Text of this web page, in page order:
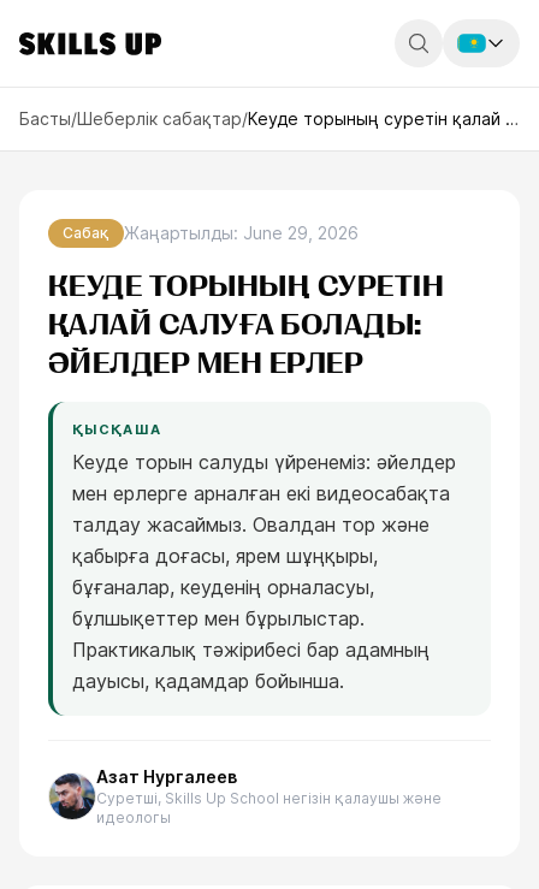
Беларусь
Басты/Шеберлік сабақтар/ Кеуде торының суретін қалай салуға болады: әйелдер мен ерлер
Сабақ Жаңартылды: June 29, 2026
КЕУДЕ ТОРЫНЫҢ СУРЕТІН
ҚАЛАЙ САЛУҒА БОЛАДЫ:
ӘЙЕЛДЕР МЕН ЕРЛЕР
ҚЫСҚАША
Кеуде торын салуды үйренеміз: әйелдер
мен ерлерге арналған екі видеосабақта
талдау жасаймыз. Овалдан тор және
қабырға доғасы, ярем шұңқыры,
бұғаналар, кеуденің орналасуы,
бұлшықеттер мен бұрылыстар.
Практикалық тәжірибесі бар адамның
дауысы, қадамдар бойынша.
Азат Нургалеев
Суретші, Skills Up School негізін қалаушы және
идеологы